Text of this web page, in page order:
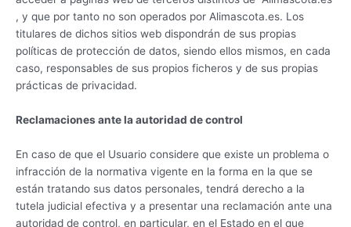
, y que por tanto no son operados por Alimascota.es. Los
titulares de dichos sitios web dispondrán de sus propias
políticas de protección de datos, siendo ellos mismos, en cada
caso, responsables de sus propios ficheros y de sus propias
prácticas de privacidad.
Reclamaciones ante la autoridad de control
En caso de que el Usuario considere que existe un problema o
infracción de la normativa vigente en la forma en la que se
están tratando sus datos personales, tendrá derecho a la
tutela judicial efectiva y a presentar una reclamación ante una
autoridad de control, en particular, en el Estado en el que